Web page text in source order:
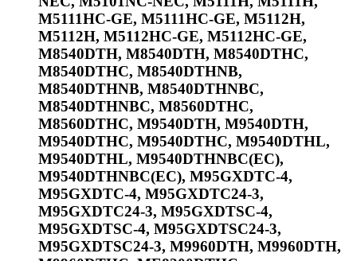
M5111HC-GE, M5111HC-GE, M5112H,
M5112H, M5112HC-GE, M5112HC-GE,
M8540DTH, M8540DTH, M8540DTHC,
M8540DTHC, M8540DTHNB,
M8540DTHNB, M8540DTHNBC,
M8540DTHNBC, M8560DTHC,
M8560DTHC, M9540DTH, M9540DTH,
M9540DTHC, M9540DTHC, M9540DTHL,
M9540DTHL, M9540DTHNBC(EC),
M9540DTHNBC(EC), M95GXDTC-4,
M95GXDTC-4, M95GXDTC24-3,
M95GXDTC24-3, M95GXDTSC-4,
M95GXDTSC-4, M95GXDTSC24-3,
M95GXDTSC24-3, M9960DTH, M9960DTH,